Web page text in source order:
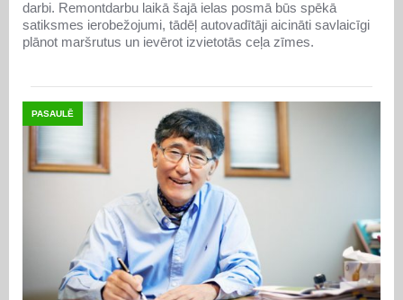
darbi. Remontdarbu laikā šajā ielas posmā būs spēkā
satiksmes ierobežojumi, tādēļ autovadītāji aicināti savlaicīgi
plānot maršrutus un ievērot izvietotās ceļa zīmes.
PASAULĒ